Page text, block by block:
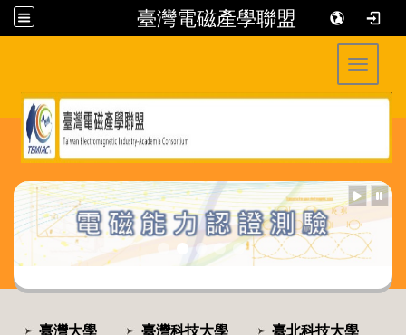
臺灣電磁產學聯盟
Toggle
臺灣大學 臺灣科技大學
臺北科技大學